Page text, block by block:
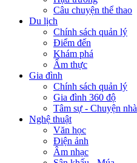
Câu chuyện thể thao
Du lịch
Chính sách quản lý
Điểm đến
Khám phá
Ẩm thực
Gia đình
Chính sách quản lý
Gia đình 360 độ
Tâm sự - Chuyện nhà
Nghệ thuật
Văn học
Điện ảnh
Âm nhạc